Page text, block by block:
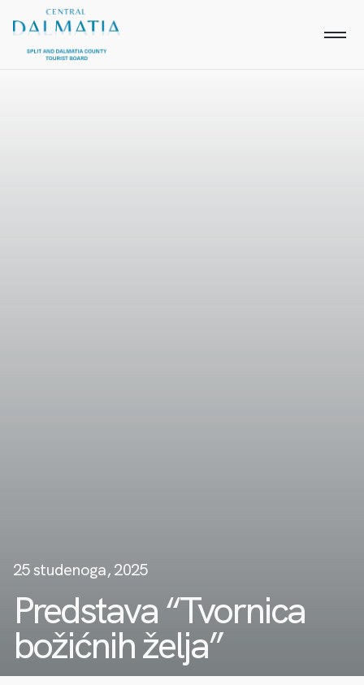
25 studenoga, 2025
Predstava “Tvornica
božićnih želja”